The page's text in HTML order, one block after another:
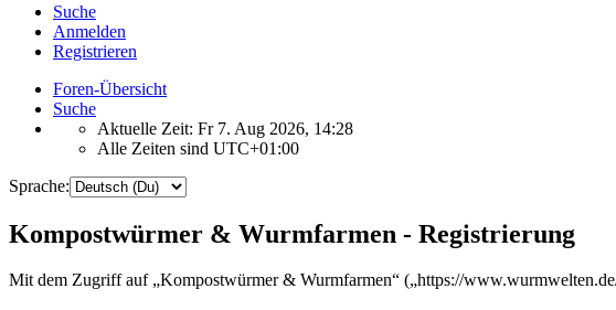
Suche
Anmelden
Registrieren
Foren-Übersicht
Suche
Aktuelle Zeit: Fr 7. Aug 2026, 14:28
Alle Zeiten sind UTC+01:00
Sprache:
Kompostwürmer & Wurmfarmen - Registrierung
Mit dem Zugriff auf „Kompostwürmer & Wurmfarmen“ („https://